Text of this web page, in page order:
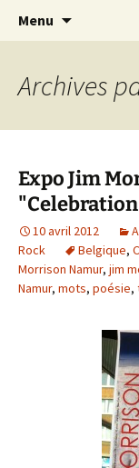
Laurent
Journaliste
Conférencier
Menu
Archives
Expo Jim
10 avril 2012
Rock
Belgique,
Morrison Namur, jim
Namur, mots, poésie,